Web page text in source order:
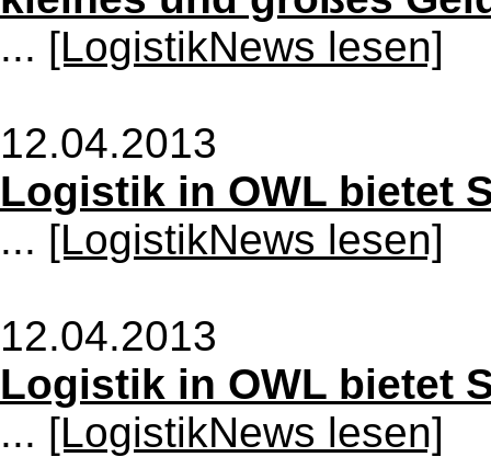
... [LogistikNews lesen]
12.04.2013
Logistik in OWL bietet
... [LogistikNews lesen]
12.04.2013
Logistik in OWL bietet
... [LogistikNews lesen]